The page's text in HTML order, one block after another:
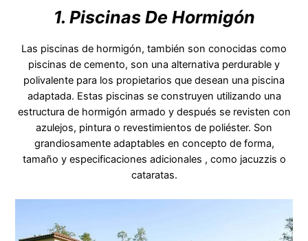
1. Piscinas De Hormigón
Las piscinas de hormigón, también son conocidas como
piscinas de cemento, son una alternativa perdurable y
polivalente para los propietarios que desean una piscina
adaptada. Estas piscinas se construyen utilizando una
estructura de hormigón armado y después se revisten con
azulejos, pintura o revestimientos de poliéster. Son
grandiosamente adaptables en concepto de forma,
tamaño y especificaciones adicionales , como jacuzzis o
cataratas.